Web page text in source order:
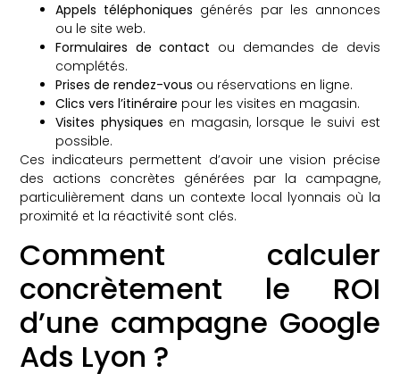
Appels téléphoniques générés par les annonces
ou le site web.
Formulaires de contact ou demandes de devis
complétés.
Prises de rendez-vous ou réservations en ligne.
Clics vers l’itinéraire pour les visites en magasin.
Visites physiques en magasin, lorsque le suivi est
possible.
Ces indicateurs permettent d’avoir une vision précise
des actions concrètes générées par la campagne,
particulièrement dans un contexte local lyonnais où la
proximité et la réactivité sont clés.
Comment calculer
concrètement le ROI
d’une campagne Google
Ads Lyon ?